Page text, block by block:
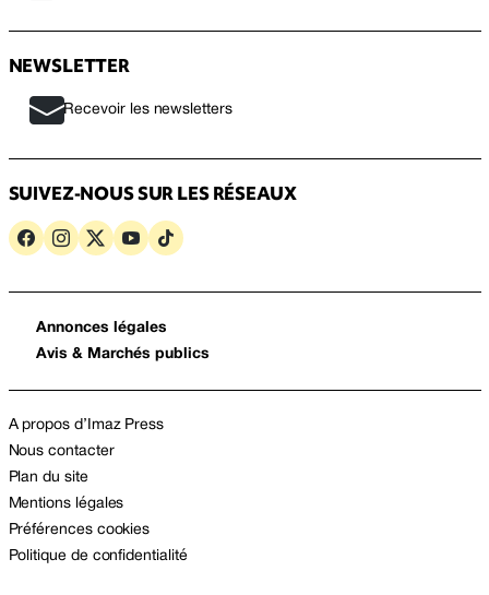
NEWSLETTER
Recevoir les newsletters
SUIVEZ-NOUS SUR LES RÉSEAUX
Annonces légales
Avis & Marchés publics
A propos d’Imaz Press
Nous contacter
Plan du site
Mentions légales
Préférences cookies
Politique de confidentialité